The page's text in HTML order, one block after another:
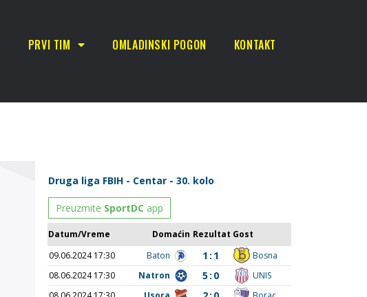
PRVI TIM OMLADINSKI POGON KONTAKT